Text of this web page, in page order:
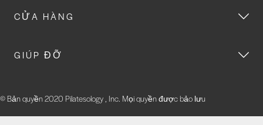
CỬA HÀNG
GIÚP ĐỠ
© Bản quyền 2020 Pilatesology , Inc. Mọi quyền được bảo lưu